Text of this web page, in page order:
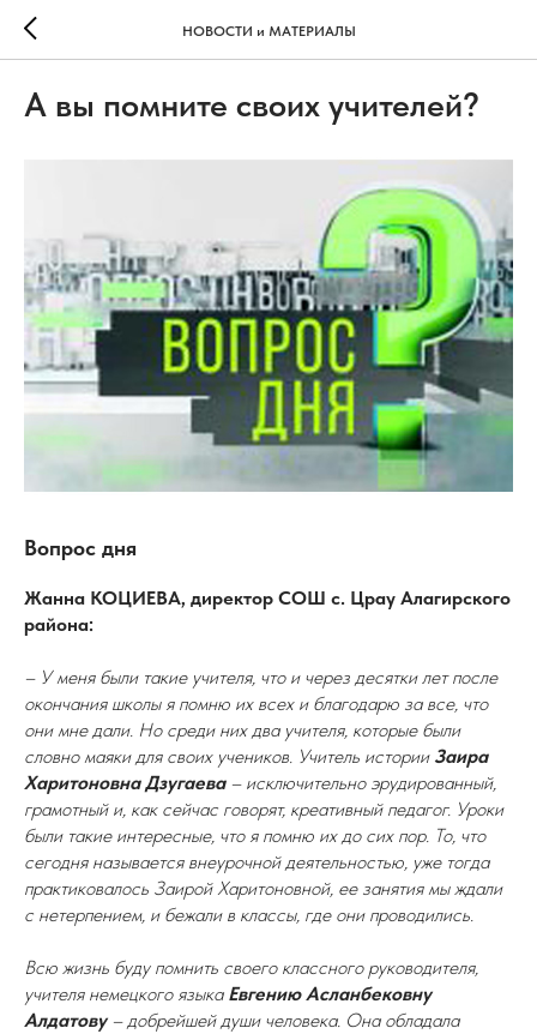
НОВОСТИ и МАТЕРИАЛЫ
А вы помните своих учителей?
Вопрос дня
Жанна КОЦИЕВА, директор СОШ с. Црау Алагирского
района:
– У меня были такие учителя, что и через десятки лет после
окончания школы я помню их всех и благодарю за все, что
они мне дали. Но среди них два учителя, которые были
словно маяки для своих учеников. Учитель истории Заира
Харитоновна Дзугаева– исключительно эрудированный,
грамотный и, как сейчас говорят, креативный педагог. Уроки
были такие интересные, что я помню их до сих пор. То, что
сегодня называется внеурочной деятельностью, уже тогда
практиковалось Заирой Харитоновной, ее занятия мы ждали
с нетерпением, и бежали в классы, где они проводились.
Всю жизнь буду помнить своего классного руководителя,
учителя немецкого языка Евгению Асланбековну
Алдатову– добрейшей души человека. Она обладала